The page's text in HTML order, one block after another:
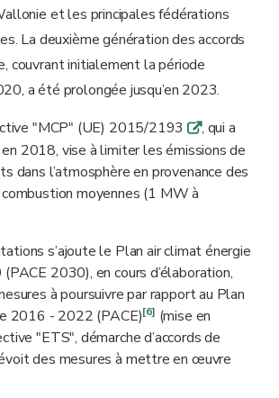
et les principales fédérations
La deuxième génération des accords
couvrant initialement la période
a été prolongée jusqu’en 2023.
"MCP" (UE) 2015/2193q, qui a
2018, vise à limiter les émissions de
dans l’atmosphère en provenance des
moyennes (1 MW à
s’ajoute le Plan air climat énergie
(PACE 2030), en cours d’élaboration,
à poursuivre par rapport au Plan
2016 - 2022 (PACE)[6] (mise en
"ETS", démarche d’accords de
des mesures à mettre en œuvre